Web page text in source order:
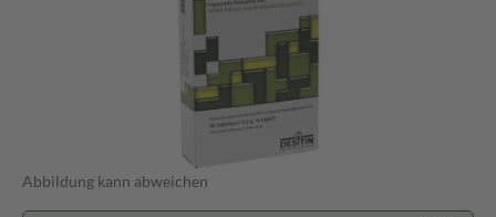
Abbildung kann abweichen